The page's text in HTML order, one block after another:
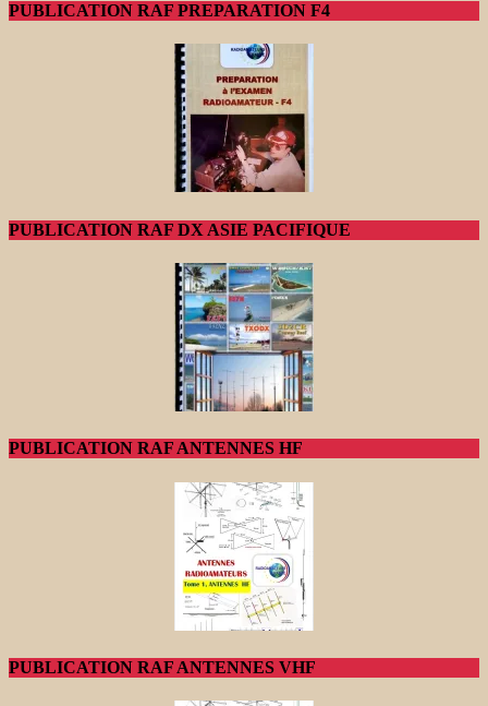
PUBLICATION RAF PREPARATION F4
PUBLICATION RAF DX ASIE PACIFIQUE
PUBLICATION RAF ANTENNES HF
PUBLICATION RAF ANTENNES VHF